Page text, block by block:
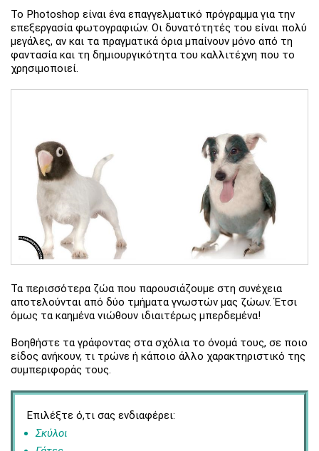
Το Photoshop είναι ένα επαγγελματικό πρόγραμμα για την
επεξεργασία φωτογραφιών. Οι δυνατότητές του είναι πολύ
μεγάλες, αν και τα πραγματικά όρια μπαίνουν μόνο από τη
φαντασία και τη δημιουργικότητα του καλλιτέχνη που το
χρησιμοποιεί.
Τα περισσότερα ζώα που παρουσιάζουμε στη συνέχεια
αποτελούνται από δύο τμήματα γνωστών μας ζώων. Έτσι
όμως τα καημένα νιώθουν ιδιαιτέρως μπερδεμένα!
Βοηθήστε τα γράφοντας στα σχόλια το όνομά τους, σε ποιο
είδος ανήκουν, τι τρώνε ή κάποιο άλλο χαρακτηριστικό της
συμπεριφοράς τους.
Επιλέξτε ό,τι σας ενδιαφέρει:
Σκύλοι